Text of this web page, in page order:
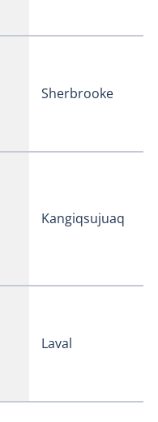
Sherbrooke
Kangiqsujuaq
Laval